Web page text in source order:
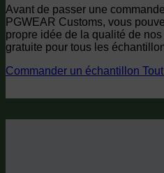
Avant de passer une
PGWEAR Customs, vous
propre idée de la qualité de
gratuite pour tous les
Commander un échantillon